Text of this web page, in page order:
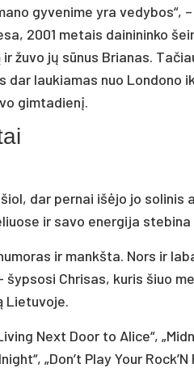
gyvenime yra
2001 metais dainininko
žuvo jų sūnus Brianas.
dar laukiamas nuo Londono
gimtadienį.
dar pernai išėjo jo solinis
ir savo energija
ir mankšta. Nors ir
šypsosi Chrisas, kuris šiuo
Lietuvoje.
Next Door to Alice“,
„Don’t Play Your